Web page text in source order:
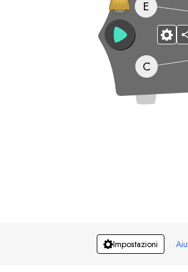
C
E
Impostazioni ·